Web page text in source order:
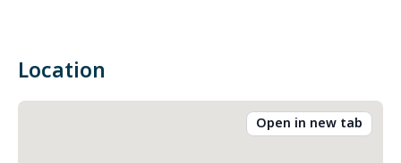
Location
Open in new tab